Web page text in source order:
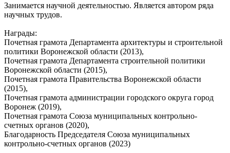
Занимается научной деятельностью. Является автором ряда
научных трудов.
Награды:
Почетная грамота Департамента архитектуры и строительной
политики Воронежской области (2013),
Почетная грамота Департамента строительной политики
Воронежской области (2015),
Почетная грамота Правительства Воронежской области
(2015),
Почетная грамота администрации городского округа город
Воронеж (2019),
Почетная грамота Союза муниципальных контрольно-
счетных органов (2020),
Благодарность Председателя Союза муниципальных
контрольно-счетных органов (2023)